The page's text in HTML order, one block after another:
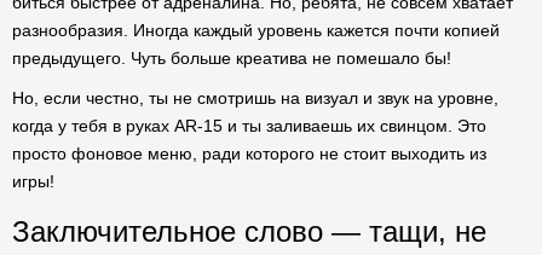
разнообразия. Иногда каждый уровень кажется почти копией
предыдущего. Чуть больше креатива не помешало бы!
Но, если честно, ты не смотришь на визуал и звук на уровне,
когда у тебя в руках AR-15 и ты заливаешь их свинцом. Это
просто фоновое меню, ради которого не стоит выходить из
игры!
Заключительное слово — тащи, не